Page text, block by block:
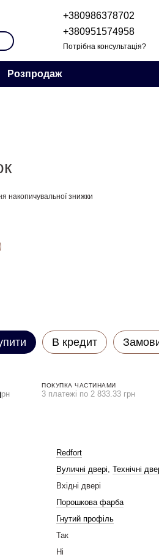
+380986378702
+380951574958
Потрібна консультація?
Розпродаж
накопичувальної знижки
В кредит
ПОКУПКА ЧАСТИНАМИ
3 платежі по 2 833.33 грн
Redfort
Вуличні двері, Технічні
Вхідні двері
Порошкова фарба
Гнутий профіль
Так
Ні